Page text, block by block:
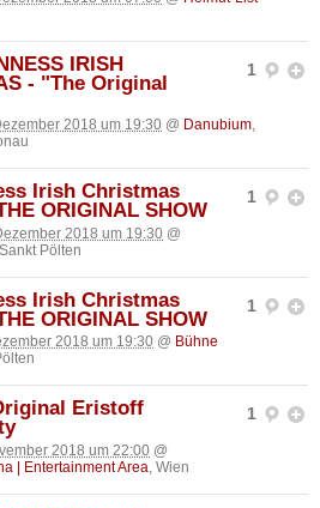
1
IRISH
- "The Original
2018 um 19:30 @ Danubium,
1
Irish Christmas
ORIGINAL SHOW
2018 um 19:30 @
Pölten
1
Irish Christmas
ORIGINAL SHOW
2018 um 19:30 @ Bühne
1
Eristoff
2018 um 22:00 @
| Entertainment Area , Wien